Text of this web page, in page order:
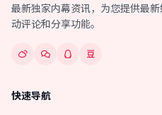
最新独家内幕资讯，为您提供最
动评论和分享功能。
快速导航